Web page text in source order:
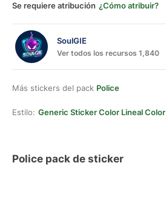
Se requiere atribución ¿Cómo atribuir?
SoulGIE
Ver todos los recursos 1,840
Más stickers del pack Police
Estilo: Generic Sticker Color Lineal Color
Police pack de sticker